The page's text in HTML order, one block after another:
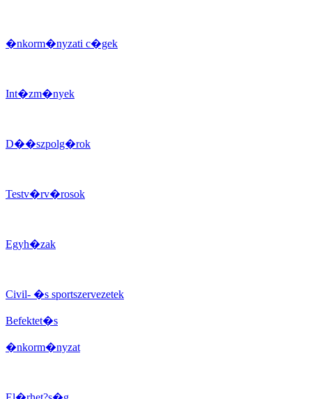
�nkorm�nyzati c�gek
Int�zm�nyek
D��szpolg�rok
Testv�rv�rosok
Egyh�zak
Civil- �s sportszervezetek
Befektet�s
�nkorm�nyzat